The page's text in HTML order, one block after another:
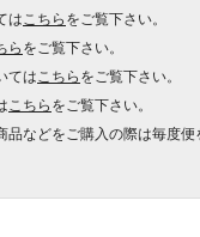
は こちらをご覧下さい。
らをご覧下さい。
ては こちらをご覧下さい。
こちらをご覧下さい。
品などをご購入の際は毎度